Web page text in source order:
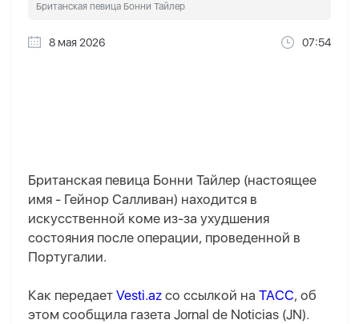
Британская певица Бонни Тайлер
8 мая 2026 07:54
Британская певица Бонни Тайлер (настоящее
имя - Гейнор Салливан) находится в
искусственной коме из-за ухудшения
состояния после операции, проведенной в
Португалии.
Как передает Vesti.az со ссылкой на ТАСС, об
этом сообщила газета Jornal de Noticias (JN).